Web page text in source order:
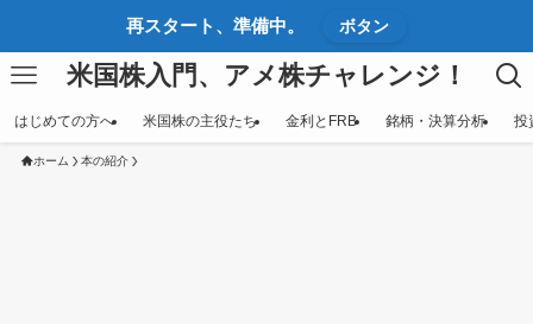
再スタート、準備中。 ボタン
米国株入門、アメ株チャレンジ！
はじめての方へ 米国株の主役たち 金利とFRB 銘柄・決算分析 投
ホーム 本の紹介